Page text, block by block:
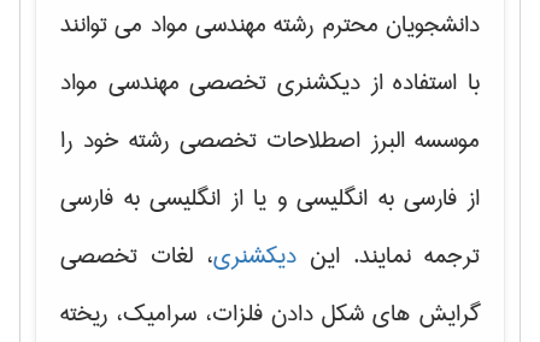
دانشجویان محترم رشته مهندسی مواد می توانند
با استفاده از دیکشنری تخصصی مهندسی مواد
موسسه البرز اصطلاحات تخصصی رشته خود را
از فارسی به انگلیسی و یا از انگلیسی به فارسی
ترجمه نمایند. این دیکشنری، لغات تخصصی
گرایش های شکل دادن فلزات، سرامیک، ریخته